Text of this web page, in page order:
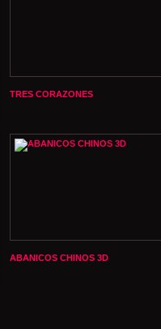
TRES CORAZONES
ABANICOS CHINOS 3D